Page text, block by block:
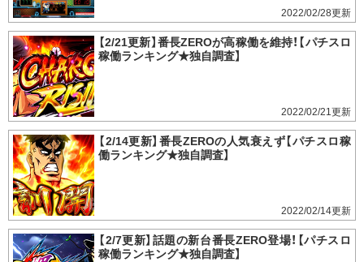
2022/02/28
【2/21更新】番長ZEROが高稼働を維持！【パチスロ
稼働ランキング★独自調査】
2022/02/21
【2/14更新】番長ZEROの人気衰えず【パチスロ稼
働ランキング★独自調査】
2022/02/14
【2/7更新】話題の新台番長ZERO登場！【パチスロ
稼働ランキング★独自調査】